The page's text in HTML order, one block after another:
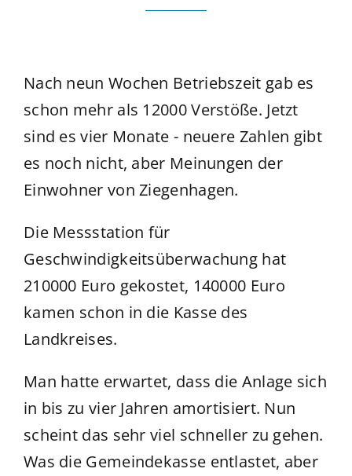
Nach neun Wochen Betriebszeit gab es
schon mehr als 12000 Verstöße. Jetzt
sind es vier Monate - neuere Zahlen gibt
es noch nicht, aber Meinungen der
Einwohner von Ziegenhagen.
Die Messstation für
Geschwindigkeitsüberwachung hat
210000 Euro gekostet, 140000 Euro
kamen schon in die Kasse des
Landkreises.
Man hatte erwartet, dass die Anlage sich
in bis zu vier Jahren amortisiert. Nun
scheint das sehr viel schneller zu gehen.
Was die Gemeindekasse entlastet, aber